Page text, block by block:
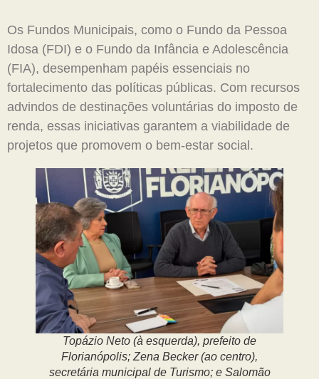
Os Fundos Municipais, como o Fundo da Pessoa
Idosa (FDI) e o Fundo da Infância e Adolescência
(FIA), desempenham papéis essenciais no
fortalecimento das políticas públicas. Com recursos
advindos de destinações voluntárias do imposto de
renda, essas iniciativas garantem a viabilidade de
projetos que promovem o bem-estar social.
Topázio Neto (à esquerda), prefeito de
Florianópolis; Zena Becker (ao centro),
secretária municipal de Turismo; e Salomão